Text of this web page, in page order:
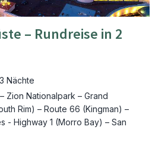
– Rundreise in 2
Nächte
Zion Nationalpark – Grand
Rim) – Route 66 (Kingman) –
- Highway 1 (Morro Bay) – San